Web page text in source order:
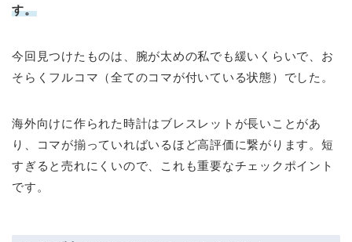
す。
今回見つけたものは、腕が太めの私でも緩いくらいで、お
そらくフルコマ（全てのコマが付いている状態）でした。
海外向けに作られた時計はブレスレットが長いことがあ
り、コマが揃っていればいるほど高評価に繋がります。短
すぎると売れにくいので、これも重要なチェックポイント
です。